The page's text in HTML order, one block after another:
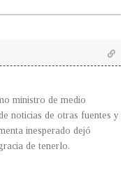
ministro de medio
noticias de otras fuentes y
inesperado dejó
de tenerlo.